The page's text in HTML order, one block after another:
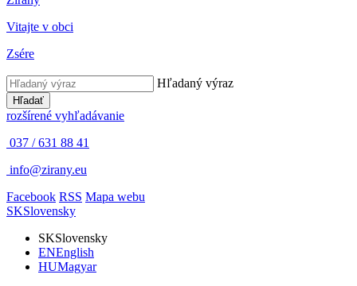
Vitajte v obci
Zsére
Hľadaný výraz
Hľadať
rozšírené vyhľadávanie
037 / 631 88 41
info@zirany.eu
Facebook RSS Mapa webu
SKSlovensky
SKSlovensky
ENEnglish
HUMagyar